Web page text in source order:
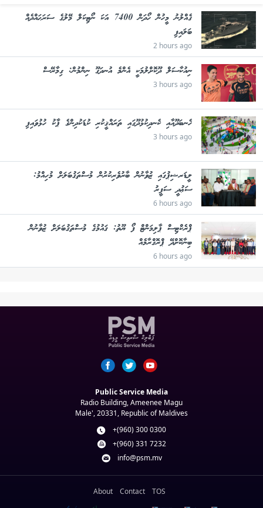
ގެއްލުނު މީހުން ހޯދަން 7400 އަކަ ނޯޓިކަލް މޭލުގެ ސަރަޙައްދެއް
ބަލައިފި
2 hours ago
ނިއުކާސަލް ދޫކޮށްލުމަކީ އެންމެ އުނދަގޫ ނިންމުން: ގިމާރޭސް
3 hours ago
ހެނބަދޫއާއި ކެނދިކުޅުދޫގައި ތަރައްޤީކުރި ކުޑަކުދިންގެ ޕާކު ހުޅުވައިފި
3 hours ago
ލީޑަރޝިޕުގައި ޒުވާނުން ބާރުވެރިކުރުން މުސްތަޤުބަލަށް މުހިއްމު:
ސަޢުދީ ސަފީރު
6 hours ago
ޕްރެކްޓިސް ޕާލިމަންޓް ފޯ ޔޫތު: ޤައުމުގެ މުސްތަޤުބަލަށް ޒުވާނުން
ބިނާކޮށްދޭ ޕްރޮގްރާމެއް
6 hours ago
Public Service Media
Radio Building, Ameenee Magu
Male', 20331, Republic of Maldives
+(960) 300 0300
+(960) 331 7232
info@psm.mv
About Contact TOS